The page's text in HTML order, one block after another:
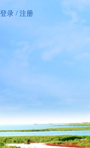
登录 / 注册